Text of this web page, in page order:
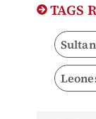
TAGS